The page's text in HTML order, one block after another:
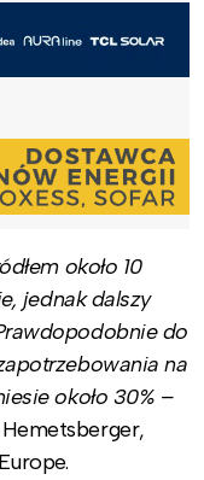
około 10
jednak dalszy
do
na
około 30% –